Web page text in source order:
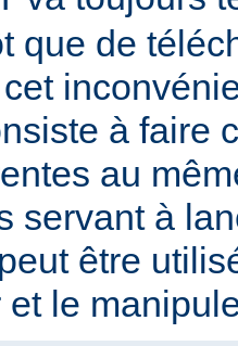
que de
à faire
au
servant à
être
le